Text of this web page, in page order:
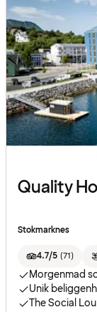
Quality
Stokmarknes
4.7/5 (71)
Morgenmad
Unik
The Social